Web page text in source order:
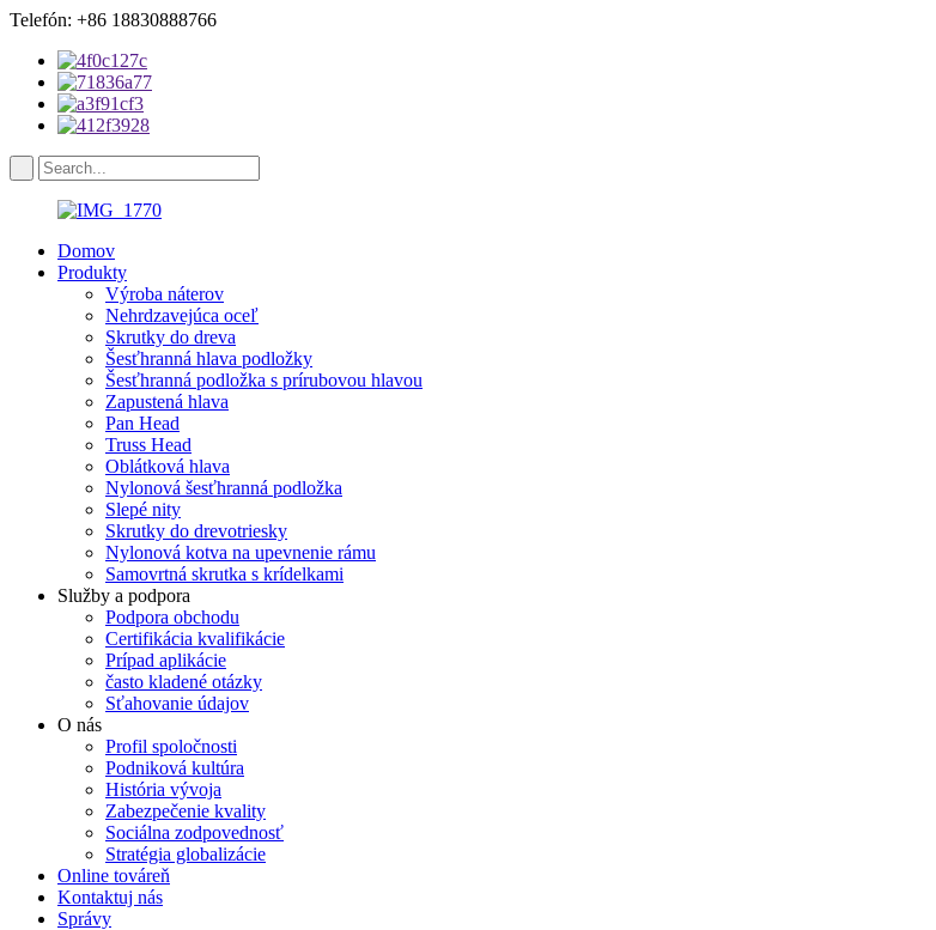
Telefón: +86 18830888766
Domov
Produkty
Výroba náterov
Nehrdzavejúca oceľ
Skrutky do dreva
Šesťhranná hlava podložky
Šesťhranná podložka s prírubovou hlavou
Zapustená hlava
Pan Head
Truss Head
Oblátková hlava
Nylonová šesťhranná podložka
Slepé nity
Skrutky do drevotriesky
Nylonová kotva na upevnenie rámu
Samovrtná skrutka s krídelkami
Služby a podpora
Podpora obchodu
Certifikácia kvalifikácie
Prípad aplikácie
často kladené otázky
Sťahovanie údajov
O nás
Profil spoločnosti
Podniková kultúra
História vývoja
Zabezpečenie kvality
Sociálna zodpovednosť
Stratégia globalizácie
Online továreň
Kontaktuj nás
Správy